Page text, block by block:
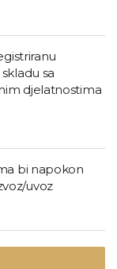
sa
djelatnostima
bi napokon
uvoz